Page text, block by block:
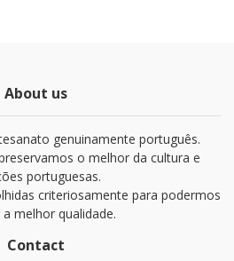
About us
genuinamente português.
o melhor da cultura e
portuguesas.
criteriosamente para podermos
melhor qualidade.
Contact